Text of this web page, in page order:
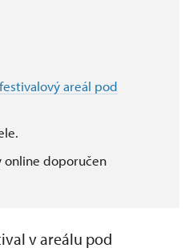
areál pod
online doporučen
v areálu pod